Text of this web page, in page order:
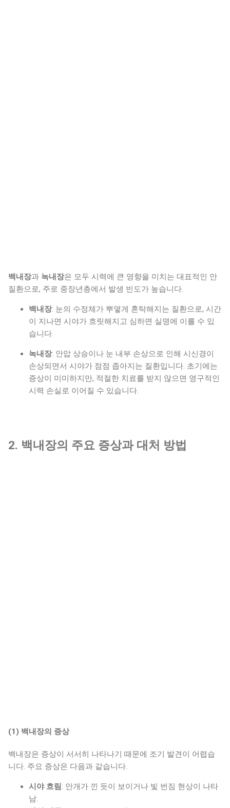
백내장과 녹내장은 모두 시력에 큰 영향을 미치는 대표적인 안
질환으로, 주로 중장년층에서 발생 빈도가 높습니다.
백내장: 눈의 수정체가 뿌옇게 혼탁해지는 질환으로, 시간
이 지나면 시야가 흐릿해지고 심하면 실명에 이를 수 있
습니다.
녹내장: 안압 상승이나 눈 내부 손상으로 인해 시신경이
손상되면서 시야가 점점 좁아지는 질환입니다. 초기에는
증상이 미미하지만, 적절한 치료를 받지 않으면 영구적인
시력 손실로 이어질 수 있습니다.
2. 백내장의 주요 증상과 대처 방법
(1) 백내장의 증상
백내장은 증상이 서서히 나타나기 때문에 조기 발견이 어렵습
니다. 주요 증상은 다음과 같습니다.
시야 흐림 : 안개가 낀 듯이 보이거나 빛 번짐 현상이 나타
남.